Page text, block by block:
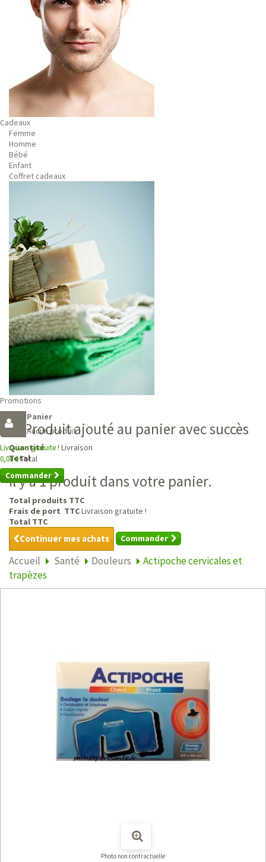
Cadeaux
Femme
Homme
Bébé
Enfant
Coffret cadeaux
Promotions
Panier
Aucun produit
Livraison gratuite ! Livraison
0,00 €Total
Commander
Produit ajouté au panier avec succès
Quantité
Total
Il y a 1 produit dans votre panier.
Total produits TTC
Frais de port TTCLivraison gratuite !
Total TTC
Continuer mes achats Commander
Accueil Santé Douleurs
Actipoche cervicales et
trapèzes
Photo non contractuelle